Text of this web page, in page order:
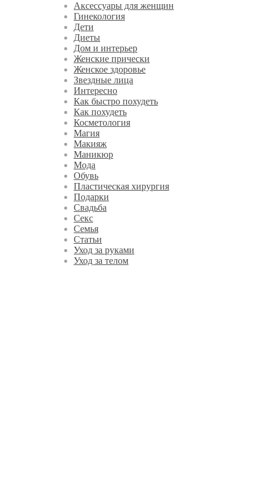
Аксессуары для женщин
Гинекология
Дети
Диеты
Дом и интерьер
Женские прически
Женское здоровье
Звездные лица
Интересно
Как быстро похудеть
Как похудеть
Косметология
Магия
Макияж
Маникюр
Мода
Обувь
Пластическая хирургия
Подарки
Свадьба
Секс
Семья
Статьи
Уход за руками
Уход за телом